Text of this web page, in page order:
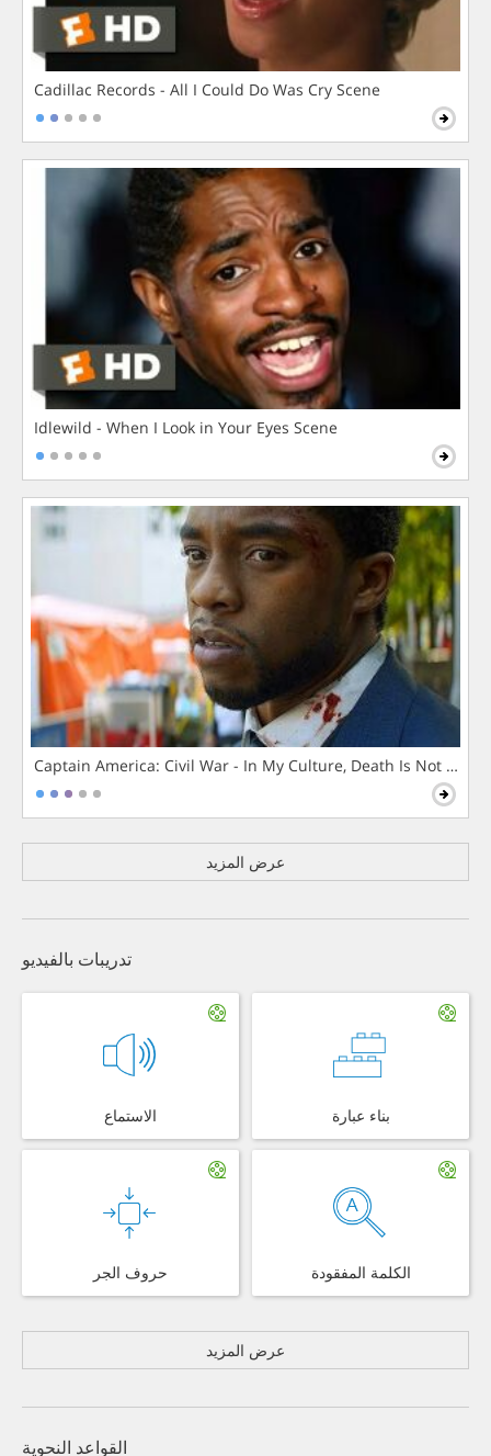
Cadillac Records - All I Could Do Was Cry Scene
Idlewild - When I Look in Your Eyes Scene
Captain America: Civil War - In My Culture, Death Is Not The
عرض المزيد
تدريبات بالفيديو
الاستماع بناء عبارة
حروف الجر الكلمة المفقودة
عرض المزيد
القواعد النحوية